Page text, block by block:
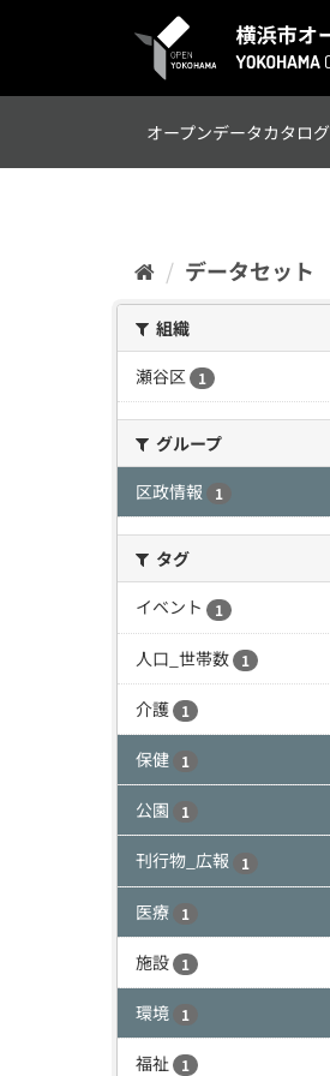
オープンデータカタログ
データセット
組織
瀬谷区
1
グループ
区政情報
1
タグ
イベント
1
人口_世帯数 1
介護 1
保健 1
公園 1
刊行物_広報 1
医療 1
施設 1
環境 1
福祉 1